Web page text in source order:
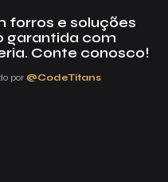
forros e soluções
garantida com
Conte conosco!
por @CodeTitans